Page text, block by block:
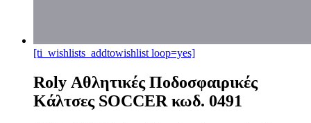
[ti_wishlists_addtowishlist loop=yes]
Roly Αθλητικές Ποδοσφαιρικές
Κάλτσες SOCCER κωδ. 0491